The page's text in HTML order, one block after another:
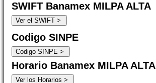
SWIFT Banamex MILPA ALTA
Codigo SINPE
Horario Banamex MILPA ALTA